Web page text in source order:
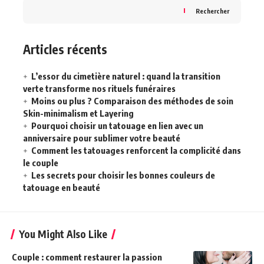
Rechercher
Articles récents
L’essor du cimetière naturel : quand la transition
verte transforme nos rituels funéraires
Moins ou plus ? Comparaison des méthodes de soin
Skin-minimalism et Layering
Pourquoi choisir un tatouage en lien avec un
anniversaire pour sublimer votre beauté
Comment les tatouages renforcent la complicité dans
le couple
Les secrets pour choisir les bonnes couleurs de
tatouage en beauté
You Might Also Like
Couple : comment restaurer la passion